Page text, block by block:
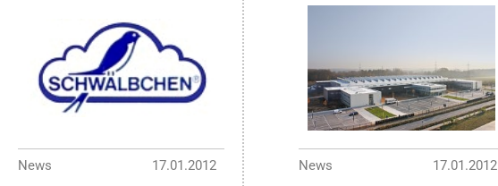
News
17.01.2012
News
17.01.2012